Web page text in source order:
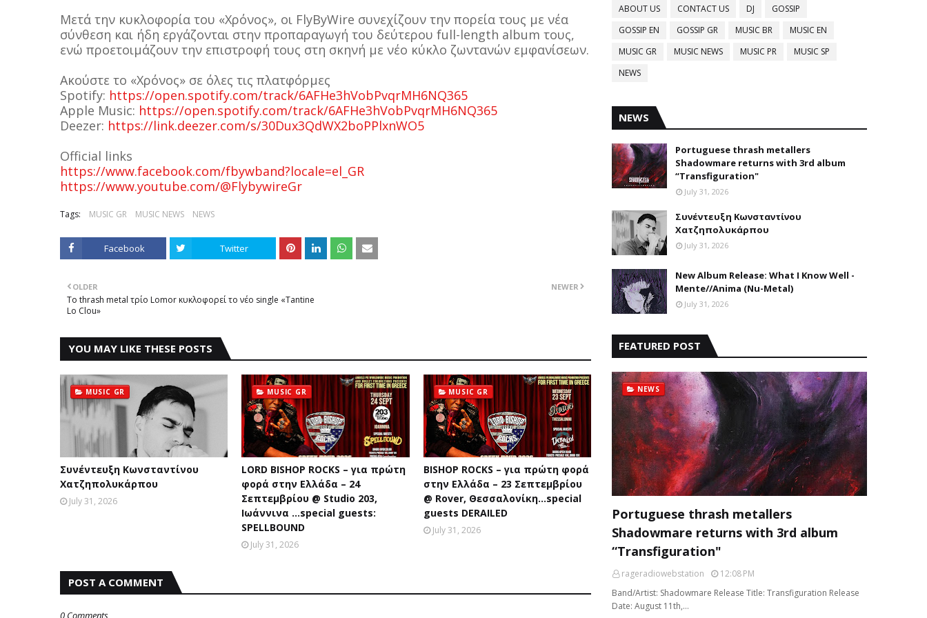
Μετά την κυκλοφορία του «Χρόνος», οι FlyByWire συνεχίζουν την πορεία τους με νέα
σύνθεση και ήδη εργάζονται στην προπαραγωγή του δεύτερου full-length album τους,
ενώ προετοιμάζουν την επιστροφή τους στη σκηνή με νέο κύκλο ζωντανών εμφανίσεων.
Ακούστε το «Χρόνος» σε όλες τις πλατφόρμες
Spotify: https://open.spotify.com/track/6AFHe3hVobPvqrMH6NQ365
Apple Music: https://open.spotify.com/track/6AFHe3hVobPvqrMH6NQ365
Deezer: https://link.deezer.com/s/30Dux3QdWX2boPPlxnWO5
Official links
https://www.facebook.com/fbywband?locale=el_GR
https://www.youtube.com/@FlybywireGr
Tags: MUSIC GR MUSIC NEWS NEWS
Facebook Twitter
NEWER
OLDER
Το thrash metal τρίο Lomor κυκλοφορεί το νέο single «Tantine
Lo Clou»
YOU MAY LIKE THESE POSTS
MUSIC GR
Συνέντευξη Κωνσταντίνου
Χατζηπολυκάρπου
July 31, 2026
MUSIC GR
LORD BISHOP ROCKS – για πρώτη
φορά στην Ελλάδα – 24
Σεπτεμβρίου @ Studio 203,
Ιωάννινα …special guests:
SPELLBOUND
July 31, 2026
MUSIC GR
BISHOP ROCKS – για πρώτη φορά
στην Ελλάδα – 23 Σεπτεμβρίου
@ Rover, Θεσσαλονίκη...special
guests DERAILED
July 31, 2026
POST A COMMENT
0 Comments
ABOUT US CONTACT US DJ
GOSSIP
GOSSIP EN
GOSSIP GR MUSIC BR
MUSIC EN
MUSIC GR
MUSIC NEWS MUSIC PR
MUSIC SP
NEWS
NEWS
Portuguese thrash metallers
Shadowmare returns with 3rd album
“Transfiguration"
July 31, 2026
Συνέντευξη Κωνσταντίνου
Χατζηπολυκάρπου
July 31, 2026
New Album Release: What I Know Well -
Mente//Anima (Nu-Metal)
July 31, 2026
FEATURED POST
NEWS
Portuguese thrash metallers
Shadowmare returns with 3rd album
“Transfiguration"
rageradiowebstation
12:08 PM
Band/Artist: Shadowmare Release Title: Transfiguration Release
Date: August 11th,…